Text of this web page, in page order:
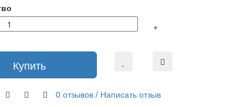
+
Купить
0 отзывов / Написать отзыв